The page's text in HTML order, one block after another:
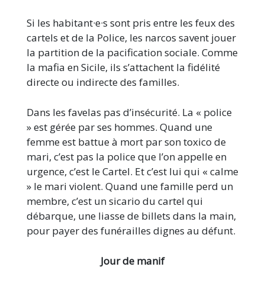
Si les habitant·e·s sont pris entre les feux des
cartels et de la Police, les narcos savent jouer
la partition de la pacification sociale. Comme
la mafia en Sicile, ils s’attachent la fidélité
directe ou indirecte des familles.
Dans les favelas pas d’insécurité. La « police
» est gérée par ses hommes. Quand une
femme est battue à mort par son toxico de
mari, c’est pas la police que l’on appelle en
urgence, c’est le Cartel. Et c’est lui qui « calme
» le mari violent. Quand une famille perd un
membre, c’est un sicario du cartel qui
débarque, une liasse de billets dans la main,
pour payer des funérailles dignes au défunt.
Jour de manif